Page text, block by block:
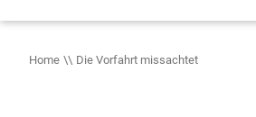
Home Die Vorfahrt missachtet